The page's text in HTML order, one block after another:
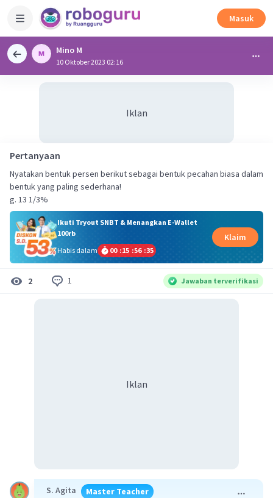
Masuk
Mino M
10 Oktober 2023 02:16
Iklan
Pertanyaan
Nyatakan bentuk persen berikut sebagai bentuk pecahan biasa dalam
bentuk yang paling sederhana!
g. 13 1/3%
Ikuti Tryout SNBT & Menangkan E-Wallet
100rb
Habis dalam
00 :15 :56 :35
Klaim
2 1 Jawaban terverifikasi
Iklan
S. Agita Master Teacher